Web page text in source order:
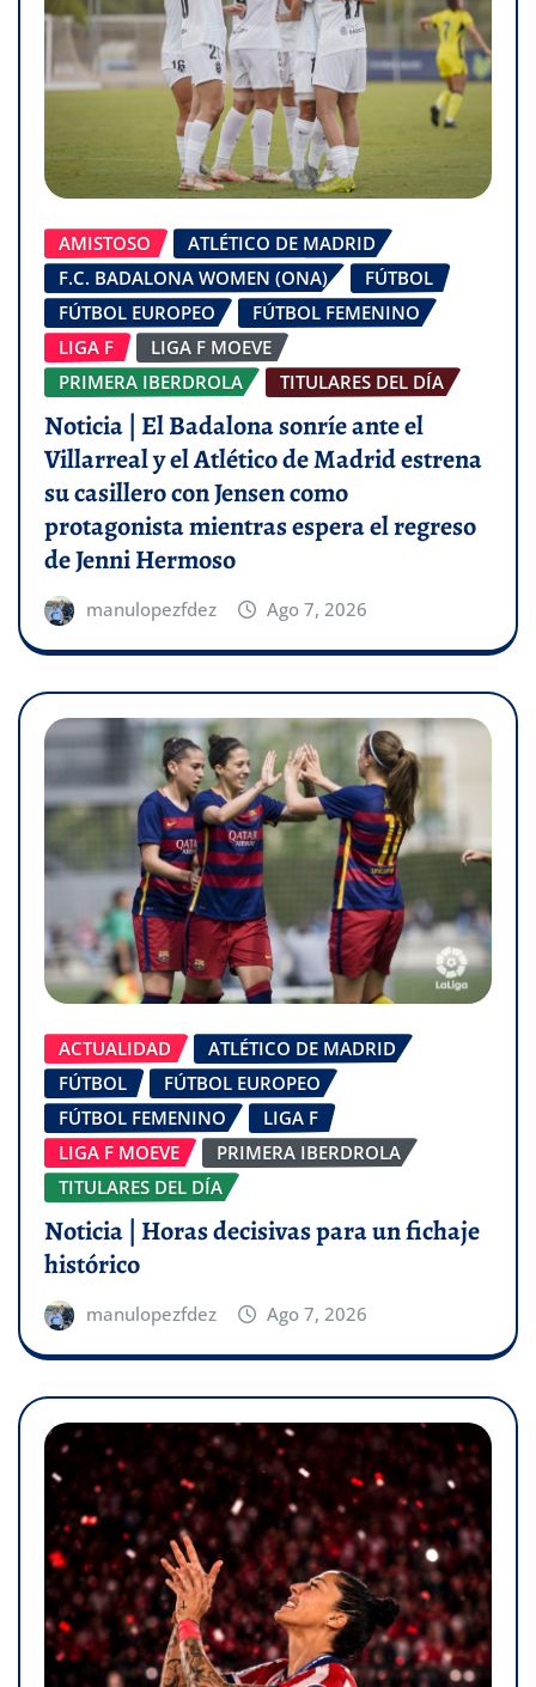
AMISTOSO
ATLÉTICO DE MADRID
F.C. BADALONA WOMEN (ONA)
FÚTBOL
FÚTBOL EUROPEO
FÚTBOL FEMENINO
LIGA F
LIGA F MOEVE
PRIMERA IBERDROLA
TITULARES DEL DÍA
Noticia | El Badalona sonríe ante el
Villarreal y el Atlético de Madrid estrena
su casillero con Jensen como
protagonista mientras espera el regreso
de Jenni Hermoso
manulopezfdez Ago 7, 2026
ACTUALIDAD
ATLÉTICO DE MADRID
FÚTBOL
FÚTBOL EUROPEO
FÚTBOL FEMENINO
LIGA F
LIGA F MOEVE
PRIMERA IBERDROLA
TITULARES DEL DÍA
Noticia | Horas decisivas para un fichaje
histórico
manulopezfdez Ago 7, 2026